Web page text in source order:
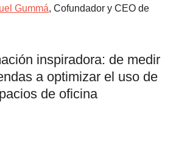
Gummá, Cofundador y CEO de
inspiradora: de medir
a optimizar el uso de
de oficina